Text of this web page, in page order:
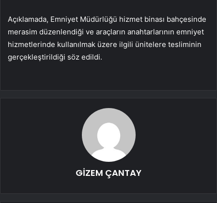
Açıklamada, Emniyet Müdürlüğü hizmet binası bahçesinde
merasim düzenlendiği ve araçların anahtarlarının emniyet
hizmetlerinde kullanılmak üzere ilgili ünitelere tesliminin
gerçekleştirildiği söz edildi.
GİZEM ÇANTAY